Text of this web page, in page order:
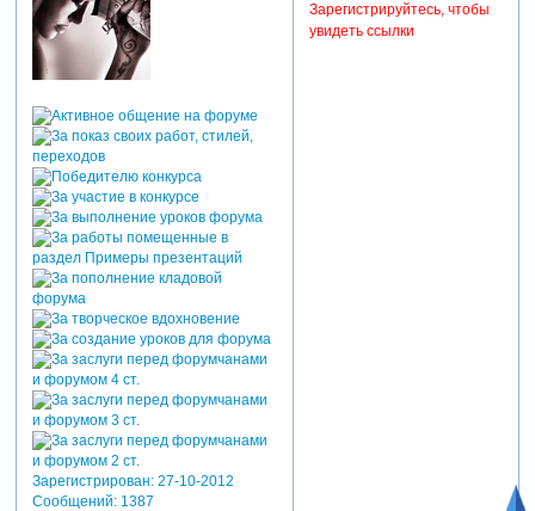
Зарегистрирован: 27-10-2012
Сообщений:1387
Зарегистрируйтесь, чтобы
увидеть ссылки